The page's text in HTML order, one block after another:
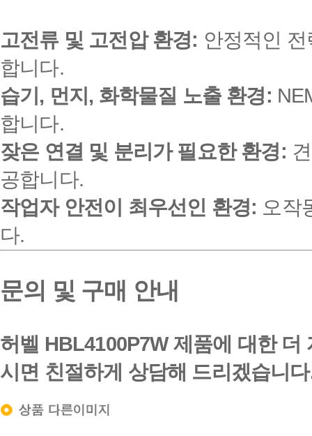
고전류 및 고전압 환경: 안정적인
합니다.
습기, 먼지, 화학물질 노출 환경:
합니다.
잦은 연결 및 분리가 필요한 환경:
공합니다.
작업자 안전이 최우선인 환경: 오작
다.
문의 및 구매 안내
허벨 HBL4100P7W 제품에 대한
시면 친절하게 상담해 드리겠습니